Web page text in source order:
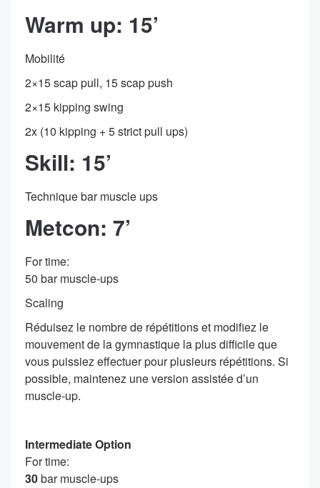
Warm up: 15’
Mobilité
2×15 scap pull, 15 scap push
2×15 kipping swing
2x (10 kipping + 5 strict pull ups)
Skill: 15’
Technique bar muscle ups
Metcon: 7’
For time:
50 bar muscle-ups
Scaling
Réduisez le nombre de répétitions et modifiez le
mouvement de la gymnastique la plus difficile que
vous puissiez effectuer pour plusieurs répétitions. Si
possible, maintenez une version assistée d’un
muscle-up.
Intermediate Option
For time:
30bar muscle-ups